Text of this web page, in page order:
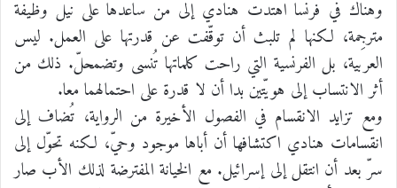
وهناك في فرنسا اهتدت هنادي إلى من ساعدها على نيل وظيفة
مترجِمة، لكنها لم تلبث أن توقّفت عن قدرتها على العمل. ليس
العربية، بل الفرنسية التي راحت كلماتها تُنسى وتضمحلّ. ذلك من
أثر الانتساب إلى هويّتين بدا أن لا قدرة على احتمالهما معا.
ومع تزايد الانقسام في الفصول الأخيرة من الرواية، تُضاف إلى
انقسامات هنادي اكتشافها أن أباها موجود وحيّ، لكنه تحوّل إلى
سرّ بعد أن انتقل إلى إسرائيل. مع الخيانة المفترضة لذلك الأب صار